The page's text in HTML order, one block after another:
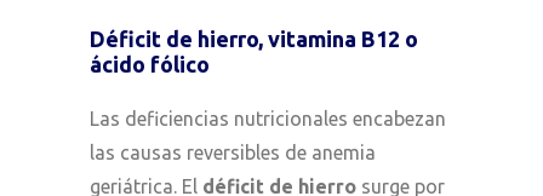
Déficit de hierro, vitamina B12 o
ácido fólico
Las deficiencias nutricionales encabezan
las causas reversibles de anemia
geriátrica. El déficit de hierro surge por